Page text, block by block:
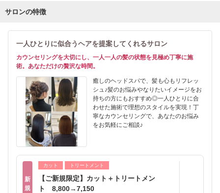
サロンの特徴
一人ひとりに似合うヘアを提案してくれるサロン
カウンセリングを大切にし、一人一人の髪の状態を見極め丁寧に施
術。あなただけの贅沢な時間。
癒しのヘッドスパで、髪も心もリフレッ
シュ♪髪のお悩みやなりたいイメージをお
持ちの方にもおすすめ◎一人ひとりに合
わせた施術で理想のスタイルを実現！丁
寧なカウンセリングで、あなたのお悩み
をお気軽にご相談♪
新
規
カット トリートメント
【ご新規限定】カット＋トリートメン
ト 8,800→7,150